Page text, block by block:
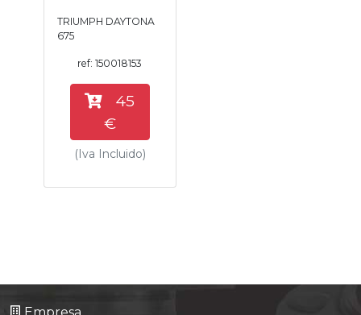
Formulario
Empresa
Contacto
TRIUMPH DAYTONA
675
ref: 150018153
45
€
(Iva Incluido)